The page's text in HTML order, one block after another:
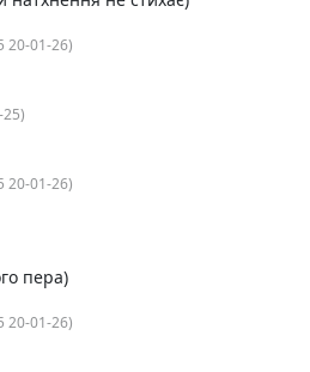
20-01-26)
20-01-26)
пера)
20-01-26)